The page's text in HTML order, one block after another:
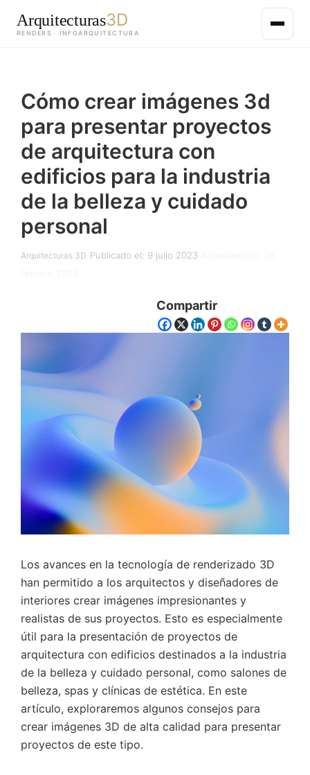
Arquitecturas3D
RENDERS · INFOARQUITECTURA
contenido
Cómo crear imágenes 3d
para presentar proyectos
de arquitectura con
edificios para la industria
de la belleza y cuidado
personal
Arquitecturas 3D Publicado el: 9 julio 2023
Compartir
Los avances en la tecnología de renderizado 3D
han permitido a los arquitectos y diseñadores de
interiores crear imágenes impresionantes y
realistas de sus proyectos. Esto es especialmente
útil para la presentación de proyectos de
arquitectura con edificios destinados a la industria
de la belleza y cuidado personal, como salones de
belleza, spas y clínicas de estética. En este
artículo, exploraremos algunos consejos para
crear imágenes 3D de alta calidad para presentar
proyectos de este tipo.